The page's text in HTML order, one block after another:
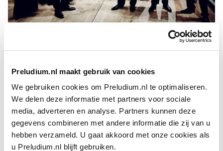
Preludium.nl maakt gebruik van cookies
We gebruiken cookies om Preludium.nl te optimaliseren.
We delen deze informatie met partners voor sociale
media, adverteren en analyse. Partners kunnen deze
gegevens combineren met andere informatie die zij van u
hebben verzameld. U gaat akkoord met onze cookies als
u Preludium.nl blijft gebruiken.
FOTO: JULIEN MIGNOT
Het ensemble staat bekend om samenwerkingen met
countertenorenMax Emanuel Cencicen Franco Fagioli,
zowel in solorecitals als volledigeopera’s, uitgevoerd dan wel
opgenomen op prestigieuze podia wereldwijd. Recente
producties zijn onder meerWagnersWesendonck-Lie­dermet
mezzosopraanJoyce DiDonatoen HändelsTheodora; de
opname daarvan won in 2023 de Choral Award vanBBC
Music Magazine